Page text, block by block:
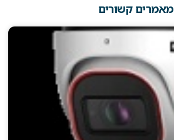
מאמרים קשורים